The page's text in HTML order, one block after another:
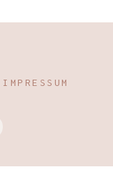
IMPRESSUM